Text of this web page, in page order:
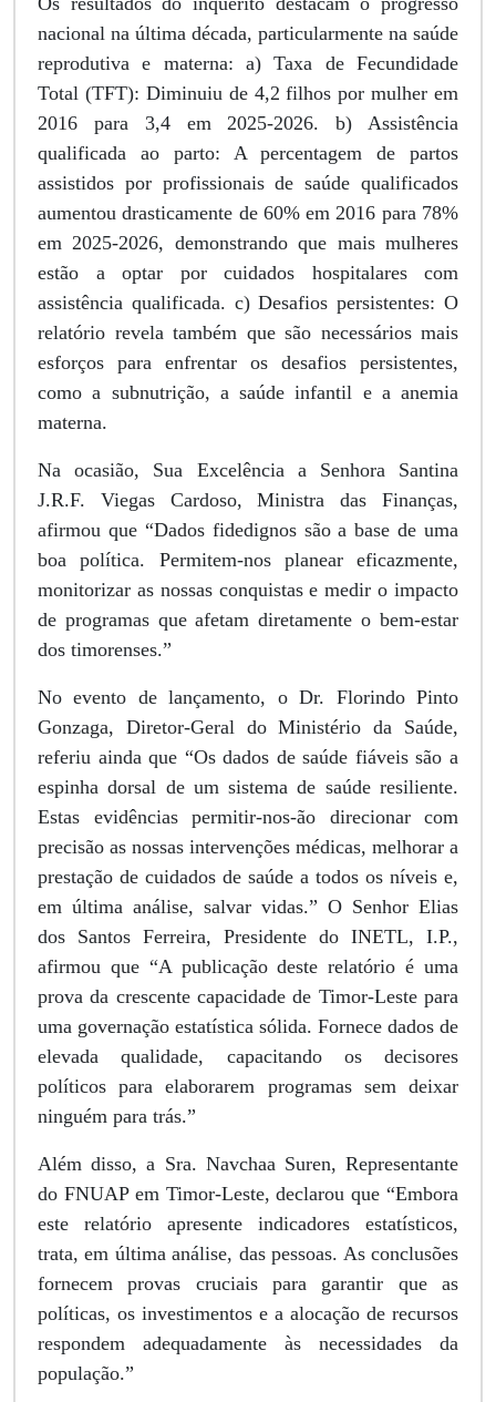
nacional na última década, particularmente na saúde
reprodutiva e materna: a) Taxa de Fecundidade
Total (TFT): Diminuiu de 4,2 filhos por mulher em
2016 para 3,4 em 2025-2026. b) Assistência
qualificada ao parto: A percentagem de partos
assistidos por profissionais de saúde qualificados
aumentou drasticamente de 60% em 2016 para 78%
em 2025-2026, demonstrando que mais mulheres
estão a optar por cuidados hospitalares com
assistência qualificada. c) Desafios persistentes: O
relatório revela também que são necessários mais
esforços para enfrentar os desafios persistentes,
como a subnutrição, a saúde infantil e a anemia
materna.
Na ocasião, Sua Excelência a Senhora Santina
J.R.F. Viegas Cardoso, Ministra das Finanças,
afirmou que “Dados fidedignos são a base de uma
boa política. Permitem-nos planear eficazmente,
monitorizar as nossas conquistas e medir o impacto
de programas que afetam diretamente o bem-estar
dos timorenses.”
No evento de lançamento, o Dr. Florindo Pinto
Gonzaga, Diretor-Geral do Ministério da Saúde,
referiu ainda que “Os dados de saúde fiáveis ​​são a
espinha dorsal de um sistema de saúde resiliente.
Estas evidências permitir-nos-ão direcionar com
precisão as nossas intervenções médicas, melhorar a
prestação de cuidados de saúde a todos os níveis e,
em última análise, salvar vidas.” O Senhor Elias
dos Santos Ferreira, Presidente do INETL, I.P.,
afirmou que “A publicação deste relatório é uma
prova da crescente capacidade de Timor-Leste para
uma governação estatística sólida. Fornece dados de
elevada qualidade, capacitando os decisores
políticos para elaborarem programas sem deixar
ninguém para trás.”
Além disso, a Sra. Navchaa Suren, Representante
do FNUAP em Timor-Leste, declarou que “Embora
este relatório apresente indicadores estatísticos,
trata, em última análise, das pessoas. As conclusões
fornecem provas cruciais para garantir que as
políticas, os investimentos e a alocação de recursos
respondem adequadamente às necessidades da
população.”